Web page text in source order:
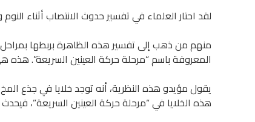
لقد احتار العلماء في تفسير حدوث الانتصاب أثناء
منهم من ذهب إلى تفسير هذه الظاهرة بربطها بمراحل
المعروفة باسم “مرحلة حركة العينين السريعة”. هذه
يقول مؤيدو هذه النظرية، أنه توجد خلايا في جذع
هذه الخلايا في “مرحلة حركة العينين السريعة”، فيحدث